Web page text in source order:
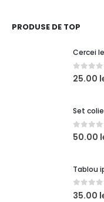
PRODUSE DE TOP
Cercei
0out of
25.00
0out of 5
50.00
Tablou
0out of
35.00